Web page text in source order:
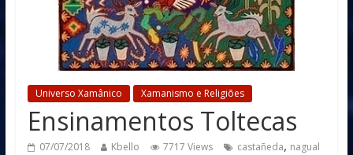
Universo Xamânico Xamanismo e Religiões
Ensinamentos Toltecas
07/07/2018 Kbello 7717 Views castañeda, nagual